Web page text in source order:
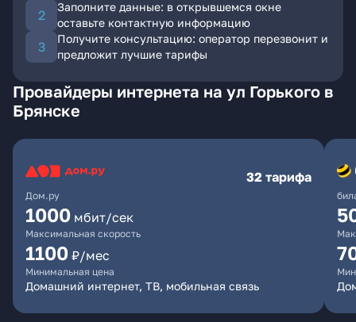
Заполните данные: в открывшемся окне
оставьте контактную информацию
Получите консультацию: оператор перезвонит и
предложит лучшие тарифы
Провайдеры интернета на ул Горького в
Брянске
Дом.ру
32 тарифа
1000 мбит/сек
Максимальная скорость
1100 ₽/мес
Минимальная цена
Домашний интернет, ТВ, мобильная связь